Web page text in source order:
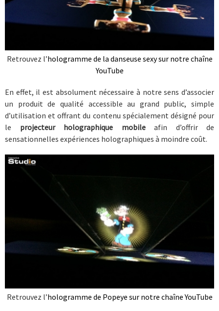
Retrouvez l’hologramme de la danseuse sexy sur notre chaîne
YouTube
En effet, il est absolument nécessaire à notre sens d’associer
un produit de qualité accessible au grand public, simple
d’utilisation et offrant du contenu spécialement désigné pour
le projecteur holographique mobileafin d’offrir de
sensationnelles expériences holographiques à moindre coût.
Retrouvez l’hologramme de Popeye sur notre chaîne YouTube